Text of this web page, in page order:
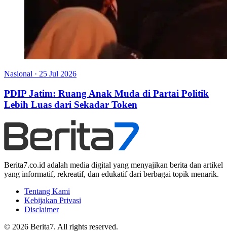
Nasional · 25 Jul 2026
PDIP Jatim: Ruang Anak Muda di Partai Politik
Lebih Luas dari Sekadar Token
Berita7.co.id adalah media digital yang menyajikan berita dan artikel
yang informatif, rekreatif, dan edukatif dari berbagai topik menarik.
Tentang Kami
Kebijakan Privasi
Disclaimer
© 2026 Berita7. All rights reserved.